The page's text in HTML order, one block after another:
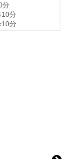
分
分
分